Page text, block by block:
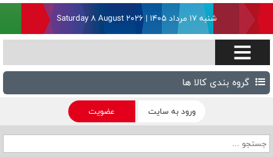
شنبه ۱۷ مرداد ۱۴۰۵ | Saturday 8 August 2026
گروه بندی کالا ها
ورود به سایت عضویت